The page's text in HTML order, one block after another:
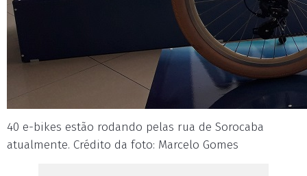
40 e-bikes estão rodando pelas rua de Sorocaba
atualmente. Crédito da foto: Marcelo Gomes